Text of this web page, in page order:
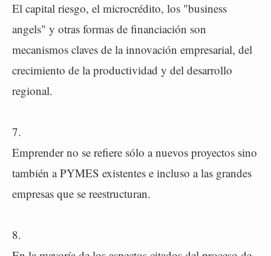
El capital riesgo, el microcrédito, los "business
angels" y otras formas de financiación son
mecanismos claves de la innovación empresarial, del
crecimiento de la productividad y del desarrollo
regional.
7.
Emprender no se refiere sólo a nuevos proyectos sino
también a PYMES existentes e incluso a las grandes
empresas que se reestructuran.
8.